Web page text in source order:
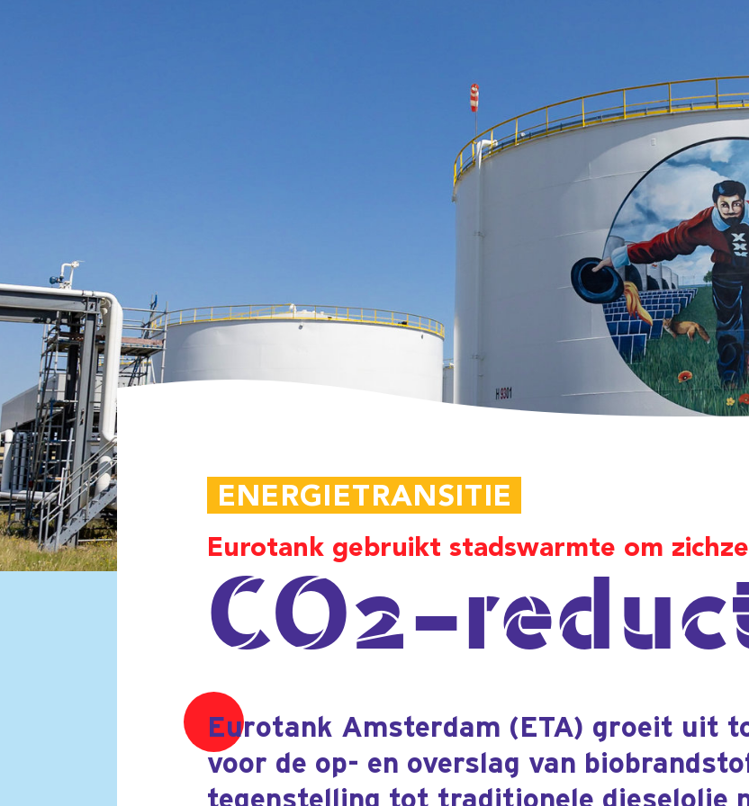
ENERGIETRANSITIE
Eurotank gebruikt stadswarmte om zichzelf te verwarmen
CO2-reductie 3.0
Eurotank Amsterdam (ETA) groeit uit tot een grote hub
voor de op- en overslag van biobrandstoffen. In
tegenstelling tot traditionele dieselolie moeten de
opslagtanks worden verwarmd. Door de terminal aan te
sluiten op het stadsverwarmingsnet kon ETA dit duurzaam
‘Ongeveer vijf jaar geleden besloot ETA fors
te investeren in de op- en overslag van
biofuels,’ legt Jaap Koomen, General
Manager bij ETA uit. ‘Deze producten
hebben een bepaalde stollingsgraad, dus zul